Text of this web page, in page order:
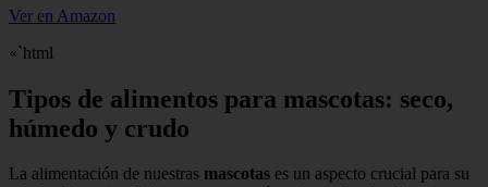
Ver en Amazon
«`html
Tipos de alimentos para mascotas: seco,
húmedo y crudo
La alimentación de nuestras mascotas es un aspecto crucial para su